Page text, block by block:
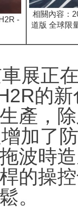
-
相關內容：
道版 全球限
展正
的
產，
加了
波時
的操
。